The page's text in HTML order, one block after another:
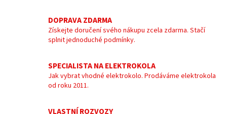
DOPRAVA ZDARMA
Získejte doručení svého nákupu zcela zdarma. Stačí
splnit jednoduché podmínky.
SPECIALISTA NA ELEKTROKOLA
Jak vybrat vhodné elektrokolo. Prodáváme elektrokola
od roku 2011.
VLASTNÍ ROZVOZY